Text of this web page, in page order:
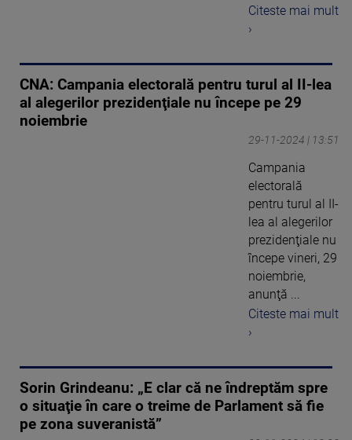
Citeste mai mult
›
CNA: Campania electorală pentru turul al II-lea
al alegerilor prezidenţiale nu începe pe 29
noiembrie
29-11-2024 | 13:51
Campania
electorală
pentru turul al II-
lea al alegerilor
prezidenţiale nu
începe vineri, 29
noiembrie,
anunţă ...
Citeste mai mult
›
Sorin Grindeanu: „E clar că ne îndreptăm spre
o situaţie în care o treime de Parlament să fie
pe zona suveranistă”